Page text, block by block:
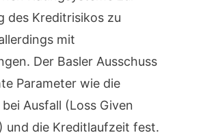
des Kreditrisikos zu
mit
Der Basler Ausschuss
Parameter wie die
Ausfall (Loss Given
und die Kreditlaufzeit fest.